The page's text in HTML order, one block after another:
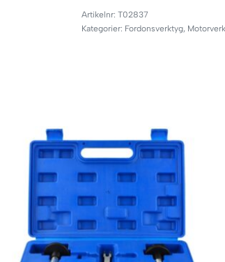
T02837
Kategorier: Fordonsverktyg,